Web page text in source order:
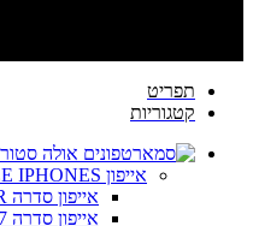
תפריט
קטגוריות
אייפון APPLE IPHONES
אייפון סדרה AIR
אייפון סדרה 17